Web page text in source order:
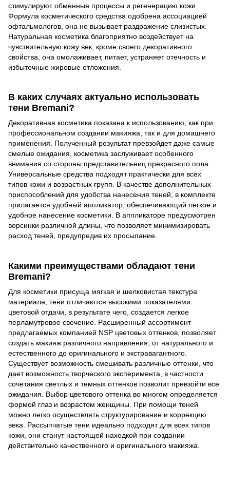
стимулируют обменные процессы и регенерацию кожи.
Формула косметического средства одобрена ассоциацией
офтальмологов, она не вызывает раздражение слизистых.
Натуральная косметика благоприятно воздействует на
чувствительную кожу век, кроме своего декоративного
свойства, она омолаживает, питает, устраняет отечность и
избыточные жировые отложения.
В каких случаях актуально использовать
тени Bremani?
Декоративная косметика показана к использованию, как при
профессиональном создании макияжа, так и для домашнего
применения. Полученный результат превзойдет даже самые
смелые ожидания, косметика заслуживает особенного
внимания со стороны представительниц прекрасного пола.
Универсальные средства подходят практически для всех
типов кожи и возрастных групп. В качестве дополнительных
приспособлений для удобства нанесения теней, в комплекте
прилагается удобный аппликатор, обеспечивающий легкое и
удобное нанесение косметики. В аппликаторе предусмотрен
ворсинки различной длины, что позволяет минимизировать
расход теней, предупредив их просыпание.
Какими преимуществами обладают тени
Bremani?
Для косметики присуща мягкая и шелковистая текстура
материала, тени отличаются высокими показателями
цветовой отдачи, в результате чего, создается легкое
перламутровое свечение. Расширенный ассортимент
предлагаемых компанией NSP цветовых оттенков, позволяет
создать макияж различного направления, от натурального и
естественного до оригинального и экстравагантного.
Существует возможность смешивать различные оттенки, что
дает возможность творческого эксперимента, в частности
сочетания светлых и темных оттенков позволит превзойти все
ожидания. Выбор цветового оттенка во многом определяется
формой глаз и возрастом женщины. При помощи теней
можно легко осуществлять структурирование и коррекцию
века. Рассыпчатые тени идеально подходят для всех типов
кожи, они станут настоящей находкой при создании
действительно качественного и оригинального макияжа.